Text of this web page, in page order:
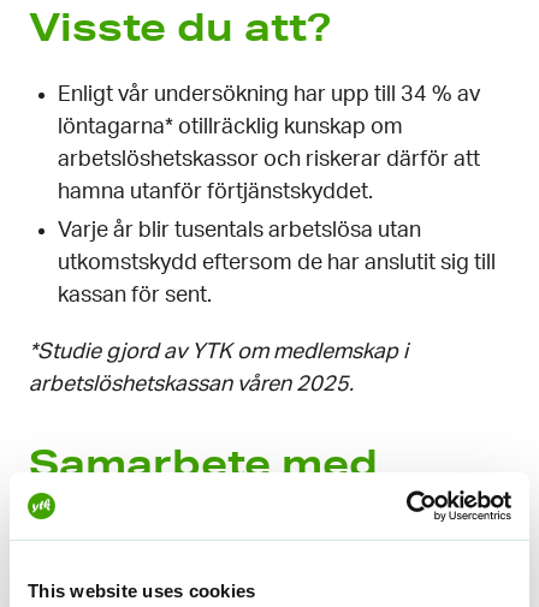
This website uses cookies
b
a
k
e
n
T
Visste du att?
Enligt vår undersökning har upp till 34 % av
löntagarna* otillräcklig kunskap om
arbetslöshetskassor och riskerar därför att
hamna utanför förtjänstskyddet.
Varje år blir tusentals arbetslösa utan
utkomstskydd eftersom de har anslutit sig till
kassan för sent.
*Studie gjord av YTK om medlemskap i
arbetslöshetskassan våren 2025.
Samarbete med
influencers på sociala